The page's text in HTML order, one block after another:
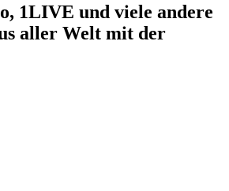
1LIVE und viele andere
aller Welt mit der